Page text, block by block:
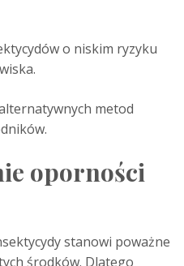
o niskim ryzyku
metod
oporności
stanowi poważne
środków. Dlatego